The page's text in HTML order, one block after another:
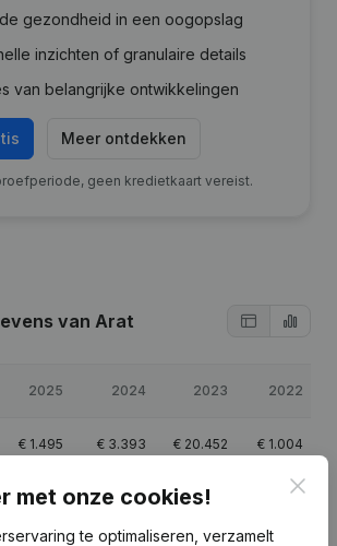
gezondheid in een oogopslag
inzichten of granulaire details
van belangrijke ontwikkelingen
Meer ontdekken
geen kredietkaart vereist.
van Arat
2025 2024 2023 2022
€ 1.495 € 3.393 € 20.452 € 1.004
29.343 €27.848 €24.456
met onze cookies!
te optimaliseren, verzamelt